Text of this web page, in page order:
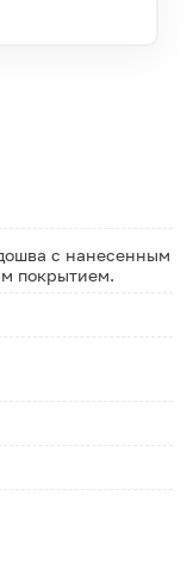
с нанесенным
покрытием.